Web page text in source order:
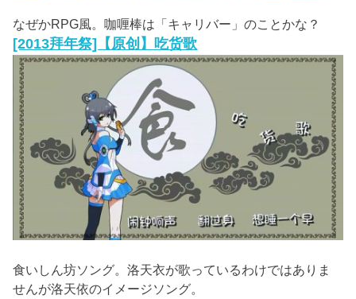
なぜかRPG風。咖喱棒は「キャリバー」のことかな？
[2013拜年祭]【原创】吃货歌
食いしん坊ソング。洛天衣が歌っているわけではありま
せんが洛天依のイメージソング。